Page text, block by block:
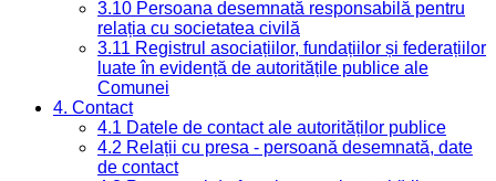
3.10 Persoana desemnată responsabilă pentru
relația cu societatea civilă
3.11 Registrul asociațiilor, fundațiilor și federațiilor
luate în evidență de autoritățile publice ale
Comunei
4. Contact
4.1 Datele de contact ale autorităților publice
4.2 Relații cu presa - persoană desemnată, date
de contact